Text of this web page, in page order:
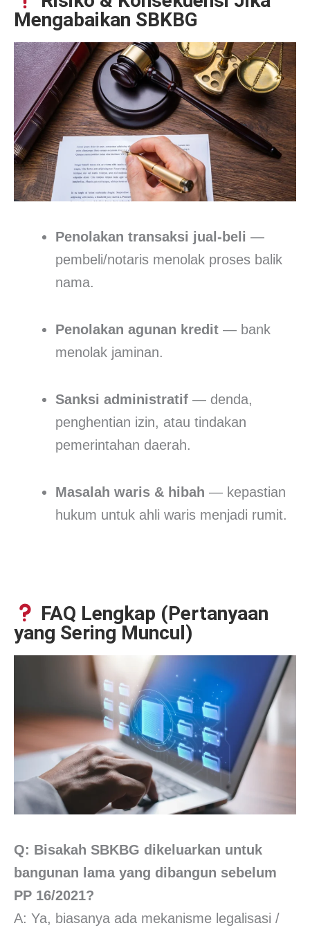
Mengabaikan SBKBG
Penolakan transaksi jual-beli —
pembeli/notaris menolak proses balik
nama.
Penolakan agunan kredit — bank
menolak jaminan.
Sanksi administratif — denda,
penghentian izin, atau tindakan
pemerintahan daerah.
Masalah waris & hibah — kepastian
hukum untuk ahli waris menjadi rumit.
FAQ Lengkap (Pertanyaan
yang Sering Muncul)
Q: Bisakah SBKBG dikeluarkan untuk
bangunan lama yang dibangun sebelum
PP 16/2021?
A: Ya, biasanya ada mekanisme legalisasi /